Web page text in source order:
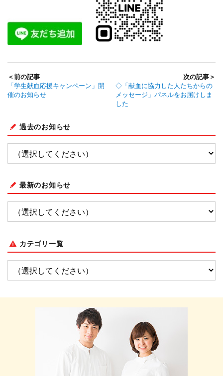
＜前の記事
「学生献血応援キャンペーン」開
催のお知らせ
次の記事＞
◇「献血に協力した人たちからの
メッセージ」パネルをお届けしま
した
過去のお知らせ
最新のお知らせ
カテゴリ一覧